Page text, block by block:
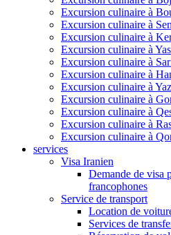
Excursion culinaire à
Excursion culinaire à
Excursion culinaire à
Excursion culinaire à
Excursion culinaire à
Excursion culinaire à
Excursion culinaire à
Excursion culinaire à
Excursion culinaire à
Excursion culinaire à
Excursion culinaire à
services
Visa Iranien
Demande de visa
francophones
Service de transport
Location de
Services de